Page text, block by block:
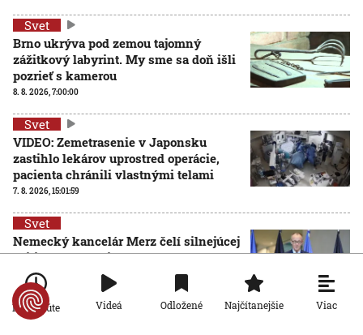
Svet
Brno ukrýva pod zemou tajomný
zážitkový labyrint. My sme sa doň išli
pozrieť s kamerou
8. 8. 2026, 7:00:00
Svet
VIDEO: Zemetrasenie v Japonsku
zastihlo lekárov uprostred operácie,
pacienta chránili vlastnými telami
7. 8. 2026, 15:01:59
Svet
Nemecký kancelár Merz čelí silnejúcej
kritike pre štátnickú neschopnosť.
Jeho dôvera v udržanie jednotnosti
klesá
7. 8. 2026, 14:44:23
Po minúte Videá Odložené Najčítanejšie Viac